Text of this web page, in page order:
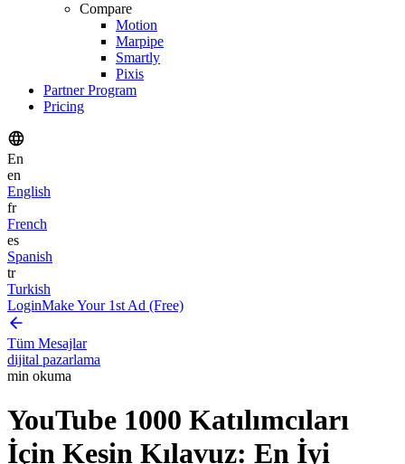
Compare
Motion
Marpipe
Smartly
Pixis
Partner Program
Pricing
En
en
English
fr
French
es
Spanish
tr
Turkish
LoginMake Your 1st Ad (Free)
Tüm Mesajlar
dijital pazarlama
min okuma
YouTube 1000 Katılımcıları
İçin Kesin Kılavuz: En İyi